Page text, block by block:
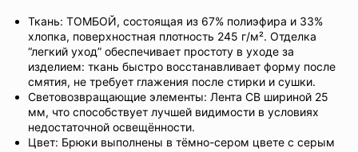
Ткань: ТОМБОЙ, состоящая из 67% полиэфира и 33%
хлопка, поверхностная плотность 245 г/м². Отделка
“легкий уход” обеспечивает простоту в уходе за
изделием: ткань быстро восстанавливает форму после
смятия, не требует глажения после стирки и сушки.
Световозвращающие элементы: Лента СВ шириной 25
мм, что способствует лучшей видимости в условиях
недостаточной освещённости.
Цвет: Брюки выполнены в тёмно-сером цвете с серым